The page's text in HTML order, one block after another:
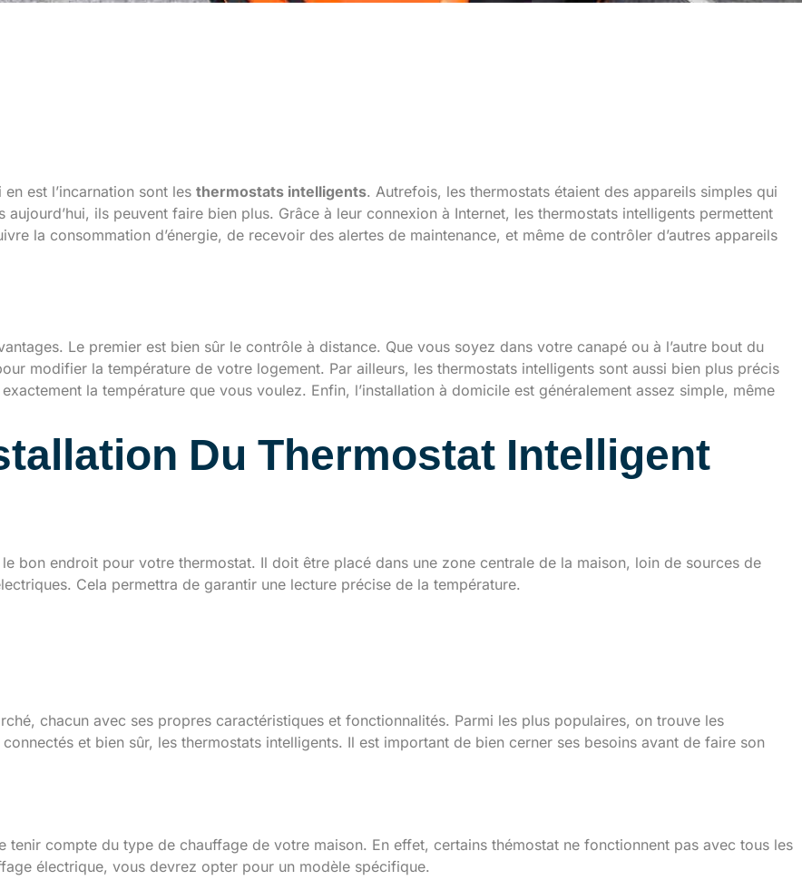
est l’incarnation sont les thermostats intelligents. Autrefois, les thermostats étaient des appareils simples qui
ils peuvent faire bien plus. Grâce à leur connexion à Internet, les thermostats intelligents permettent
la consommation d’énergie, de recevoir des alertes de maintenance, et même de contrôler d’autres appareils
Le premier est bien sûr le contrôle à distance. Que vous soyez dans votre canapé ou à l’autre bout du
modifier la température de votre logement. Par ailleurs, les thermostats intelligents sont aussi bien plus précis
la température que vous voulez. Enfin, l’installation à domicile est généralement assez simple, même
Du Thermostat Intelligent
bon endroit pour votre thermostat. Il doit être placé dans une zone centrale de la maison, loin de sources de
Cela permettra de garantir une lecture précise de la température.
chacun avec ses propres caractéristiques et fonctionnalités. Parmi les plus populaires, on trouve les
et bien sûr, les thermostats intelligents. Il est important de bien cerner ses besoins avant de faire son
compte du type de chauffage de votre maison. En effet, certains thémostat ne fonctionnent pas avec tous les
électrique, vous devrez opter pour un modèle spécifique.